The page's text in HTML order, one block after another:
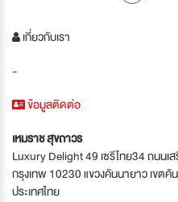
เกี่ยวกับเรา
-
ข้อมูลติดต่อ
เหมราช สุขถาวร
Luxury Delight 49 เซรีไทย34 ถนนเ
กรุงเทพ 10230 แขวงคันนายาว เขต
ประเทศไทย